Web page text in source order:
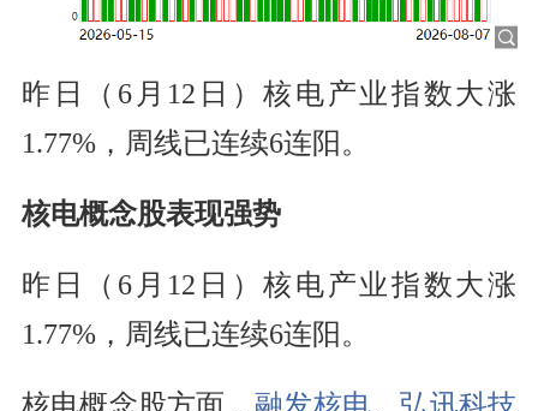
昨日（6月12日）核电产业指数大涨
1.77%，周线已连续6连阳。
核电概念股表现强势
昨日（6月12日）核电产业指数大涨
1.77%，周线已连续6连阳。
核电概念股方面， 融发核电、弘讯科技